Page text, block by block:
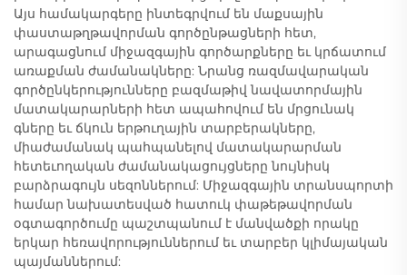
Այս համակարգերը ինտեգրվում են մաքսային
փաստաթղթավորման գործընթացների հետ,
արագացնում միջազգային գործարքները եւ կրճատում
առաքման ժամանակները: Նրանց ռազմավարական
գործընկերությունները բազմաթիվ նավատորմային
մատակարարների հետ ապահովում են մրցունակ
գները եւ ճկուն երթուղային տարբերակները,
միաժամանակ պահպանելով մատակարարման
հետեւողական ժամանակացույցները նույնիսկ
բարձրագույն սեզոններում: Միջազգային տրանսպորտի
համար նախատեսված հատուկ փաթեթավորման
օգտագործումը պաշտպանում է մանվածքի որակը
երկար հեռավորություններում եւ տարբեր կլիմայական
պայմաններում: